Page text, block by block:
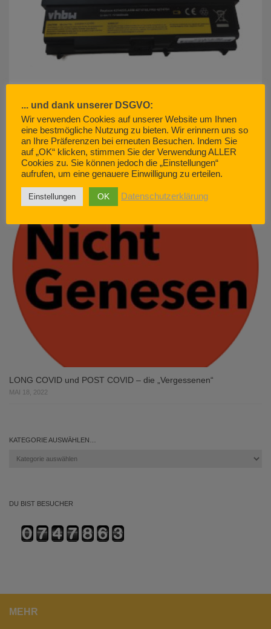
akku500.de (EMCOM GmbH) – so geht Kundenservice. Nicht.
JUNI 29, 2022
LONG COVID und POST COVID – die „Vergessenen“
MAI 18, 2022
KATEGORIE AUSWÄHLEN…
DU BIST BESUCHER
MEHR
... und dank unserer DSGVO:
Wir verwenden Cookies auf unserer Website um Ihnen
eine bestmögliche Nutzung zu bieten. Wir erinnern uns so
an Ihre Präferenzen bei erneuten Besuchen. Indem Sie
auf „OK“ klicken, stimmen Sie der Verwendung ALLER
Cookies zu. Sie können jedoch die „Einstellungen“
aufrufen, um eine genauere Einwilligung zu erteilen.
Einstellungen OK Datenschutzerklärung